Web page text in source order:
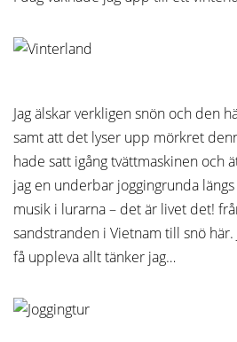
Jag älskar verkligen snön och den
samt att det lyser upp mörkret
hade satt igång tvättmaskinen och
jag en underbar joggingrunda
musik i lurarna – det är livet det!
sandstranden i Vietnam till snö
få uppleva allt tänker jag…